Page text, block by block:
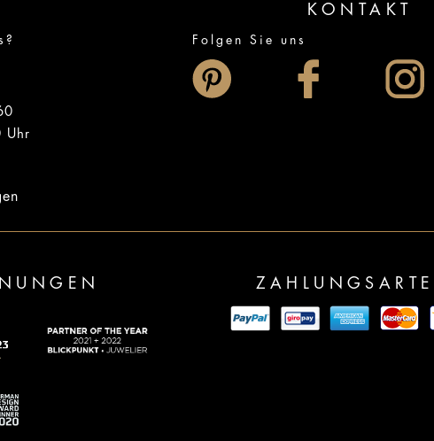
KONTAKT
Uhr
Folgen Sie uns